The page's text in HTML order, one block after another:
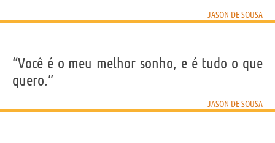
JASON DE SOUSA
“Você é o meu melhor sonho, e é tudo o que
quero.”
JASON DE SOUSA